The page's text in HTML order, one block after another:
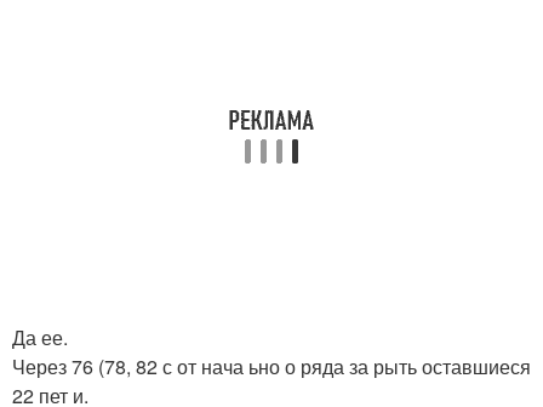
Да ее.
Через 76 (78, 82 с от нача ьно о ряда за рыть оставшиеся
22 пет и.